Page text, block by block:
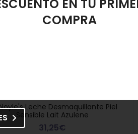
Leche Desmaquillante Piel
Sensible Lait Azulene
31,25€
DESMAQUILLANTE